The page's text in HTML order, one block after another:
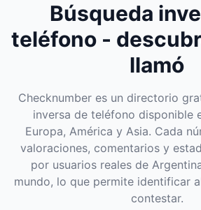
Búsqueda
teléfono -
llamó
Checknumber es un directorio
inversa de teléfono disponible
Europa, América y Asia. Cada
valoraciones, comentarios y
por usuarios reales de
mundo, lo que permite identificar
contestar.